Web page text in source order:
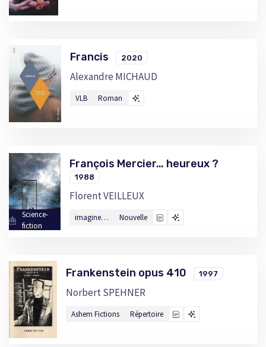
Francis 2020
Alexandre MICHAUD
VLB Roman
Science-
fiction
François Mercier… heureux ?
1988
Florent VEILLEUX
imagine… Nouvelle
Frankenstein opus 410 1997
Norbert SPEHNER
Ashem Fictions Répertoire